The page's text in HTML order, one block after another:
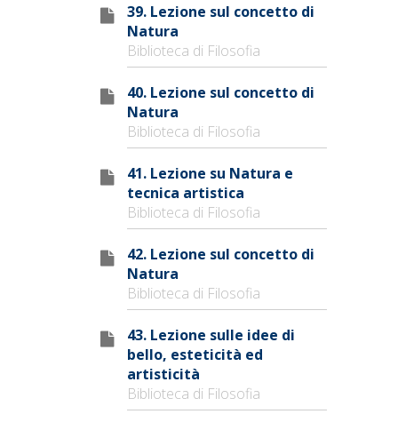
39. Lezione sul concetto di
Natura
Biblioteca di Filosofia
40. Lezione sul concetto di
Natura
Biblioteca di Filosofia
41. Lezione su Natura e
tecnica artistica
Biblioteca di Filosofia
42. Lezione sul concetto di
Natura
Biblioteca di Filosofia
43. Lezione sulle idee di
bello, esteticità ed
artisticità
Biblioteca di Filosofia